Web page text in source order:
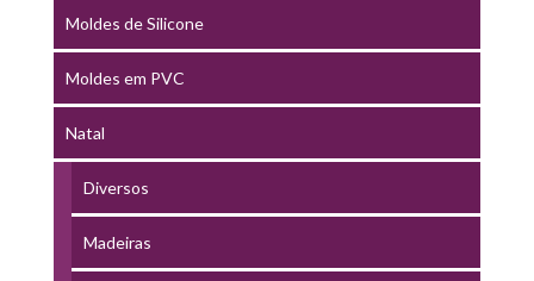
Moldes de Silicone
Moldes em PVC
Natal
Diversos
Madeiras